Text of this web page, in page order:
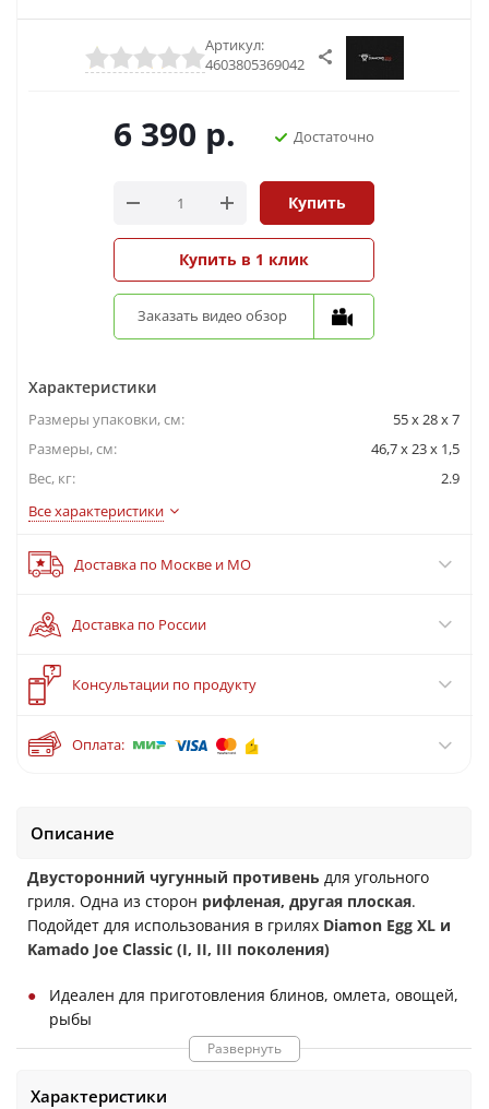
Артикул:
4603805369042
6 390 р. Достаточно
Купить
Купить в 1 клик
Заказать видео обзор
Характеристики
Размеры упаковки, cм:
55 x 28 x 7
Размеры, см:
46,7 x 23 x 1,5
Вес, кг:
2.9
Все характеристики
Доставка по Москве и МО
?
Консультации по продукту
Доставка по России
Оплата:
Описание
Двусторонний чугунный противень для угольного
гриля. Одна из сторон рифленая, другая плоская.
Подойдет для использования в грилях Diamon Egg XL и
Kamado Joe Classic (I, II, III поколения)
Идеален для приготовления блинов, омлета, овощей,
рыбы
Равномерно распределяет жар
Развернуть
Характеристики